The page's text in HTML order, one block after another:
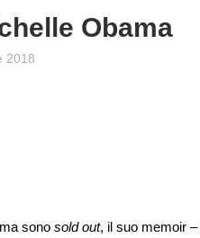
Obama
2018
sono sold out, il suo memoir –